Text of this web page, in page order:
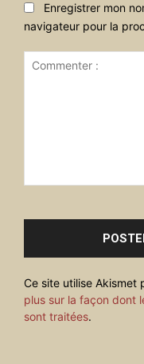
Enregistrer mon
navigateur pour la
Ce site utilise Akismet
plus sur la façon dont
sont traitées.